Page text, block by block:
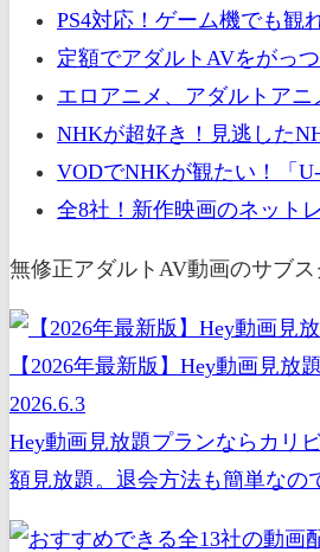
PS4対応！ゲーム機でも観
定額でアダルトAVをがっ
エロアニメ、アダルトア
NHKが超好き！見逃した
VODでNHKが観たい！「
全8社！新作映画のネット
無修正アダルトAV動画のサブ
【2026年最新版】Hey動画見
2026.6.3
Hey動画見放題プランならカリ
額見放題。退会方法も簡単なの